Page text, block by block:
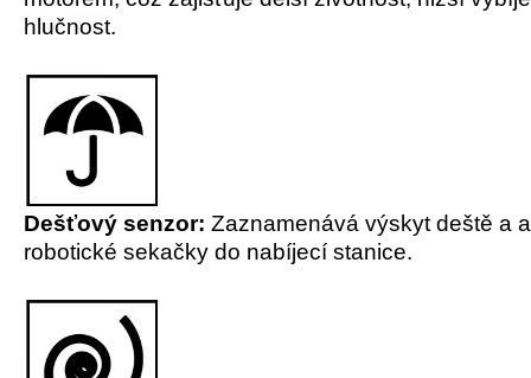
hlučnost.
Dešťový senzor: Zaznamenává výskyt deště a
robotické sekačky do nabíjecí stanice.